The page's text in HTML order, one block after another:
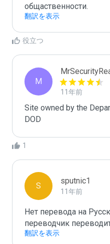
общаственности.
翻訳を表示
役立つ
M
11年前
Site owned by the
DOD
1
S
sputnic1
11年前
Нет перевода на
переводчик
翻訳を表示